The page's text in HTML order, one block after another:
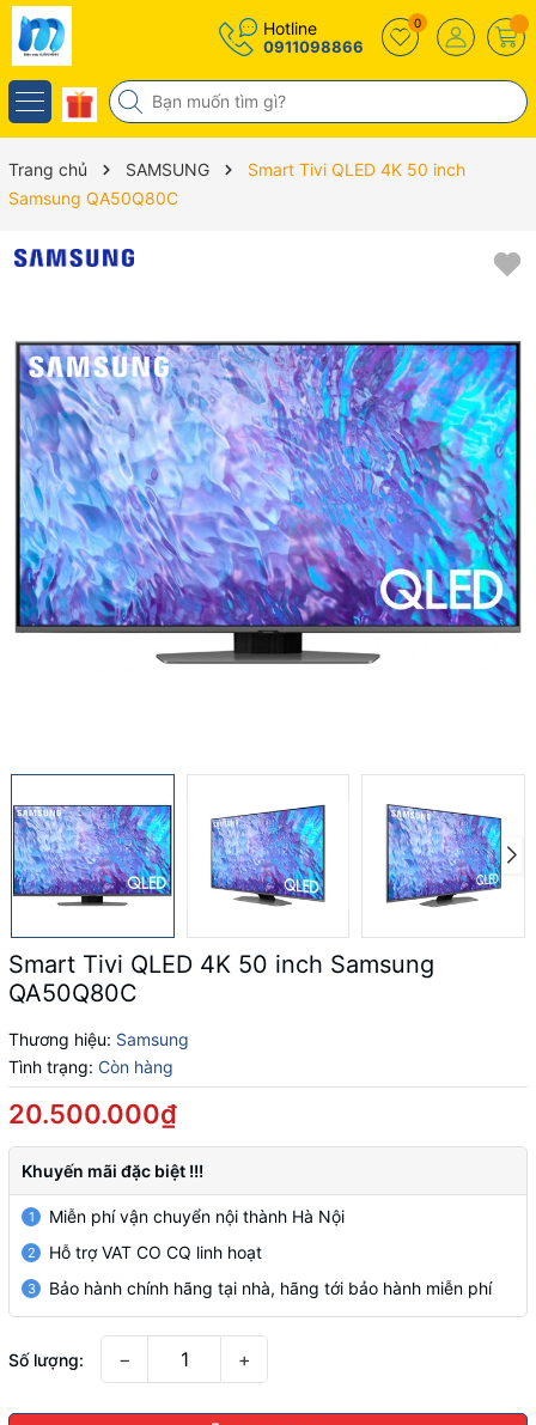
Hotline
0911098866
0
Trang chủ SAMSUNG
Smart Tivi QLED 4K 50 inch
Samsung QA50Q80C
Smart Tivi QLED 4K 50 inch Samsung
QA50Q80C
Thương hiệu: Samsung
Tình trạng: Còn hàng
20.500.000₫
Khuyến mãi đặc biệt !!!
1 Miễn phí vận chuyển nội thành Hà Nội
2 Hỗ trợ VAT CO CQ linh hoạt
3 Bảo hành chính hãng tại nhà, hãng tới bảo hành miễn phí
Số lượng: − +